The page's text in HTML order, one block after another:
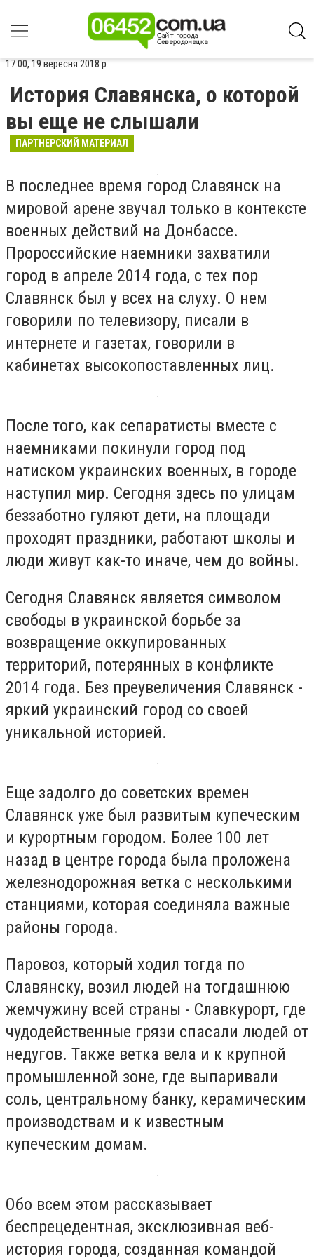
17:00, 19 вересня 2018 р.
История Славянска, о которой
вы еще не слышали
ПАРТНЕРСКИЙ МАТЕРИАЛ
В последнее время город Славянск на
мировой арене звучал только в контексте
военных действий на Донбассе.
Пророссийские наемники захватили
город в апреле 2014 года, с тех пор
Славянск был у всех на слуху. О нем
говорили по телевизору, писали в
интернете и газетах, говорили в
кабинетах высокопоставленных лиц.
После того, как сепаратисты вместе с
наемниками покинули город под
натиском украинских военных, в городе
наступил мир. Сегодня здесь по улицам
беззаботно гуляют дети, на площади
проходят праздники, работают школы и
люди живут как-то иначе, чем до войны.
Сегодня Славянск является символом
свободы в украинской борьбе за
возвращение оккупированных
территорий, потерянных в конфликте
2014 года. Без преувеличения Славянск -
яркий украинский город со своей
уникальной историей.
Еще задолго до советских времен
Славянск уже был развитым купеческим
и курортным городом. Более 100 лет
назад в центре города была проложена
железнодорожная ветка с несколькими
станциями, которая соединяла важные
районы города.
Паровоз, который ходил тогда по
Славянску, возил людей на тогдашнюю
жемчужину всей страны - Славкурорт, где
чудодейственные грязи спасали людей от
недугов. Также ветка вела и к крупной
промышленной зоне, где выпаривали
соль, центральному банку, керамическим
производствам и к известным
купеческим домам.
Обо всем этом рассказывает
беспрецедентная, эксклюзивная веб-
история города, созданная командой